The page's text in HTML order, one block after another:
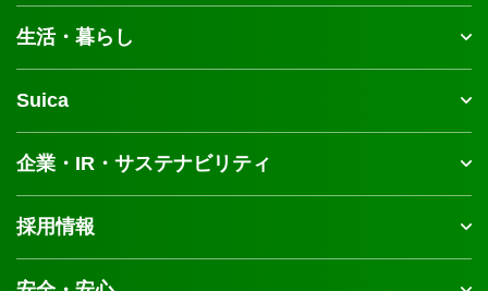
生活・暮らし
Suica
企業・IR・サステナビリティ
採用情報